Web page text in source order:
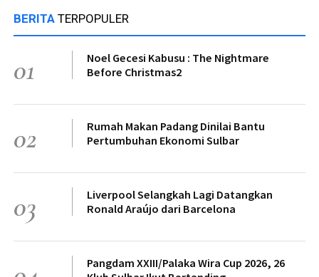
BERITA TERPOPULER
01
Noel Gecesi Kabusu : The Nightmare
Before Christmas2
02
Rumah Makan Padang Dinilai Bantu
Pertumbuhan Ekonomi Sulbar
03
Liverpool Selangkah Lagi Datangkan
Ronald Araújo dari Barcelona
Pangdam XXIII/Palaka Wira Cup 2026, 26